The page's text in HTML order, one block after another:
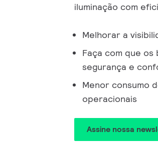
iluminação com
Melhorar a
Faça com que
segurança e
Menor consumo
operacionais
Assine nossa